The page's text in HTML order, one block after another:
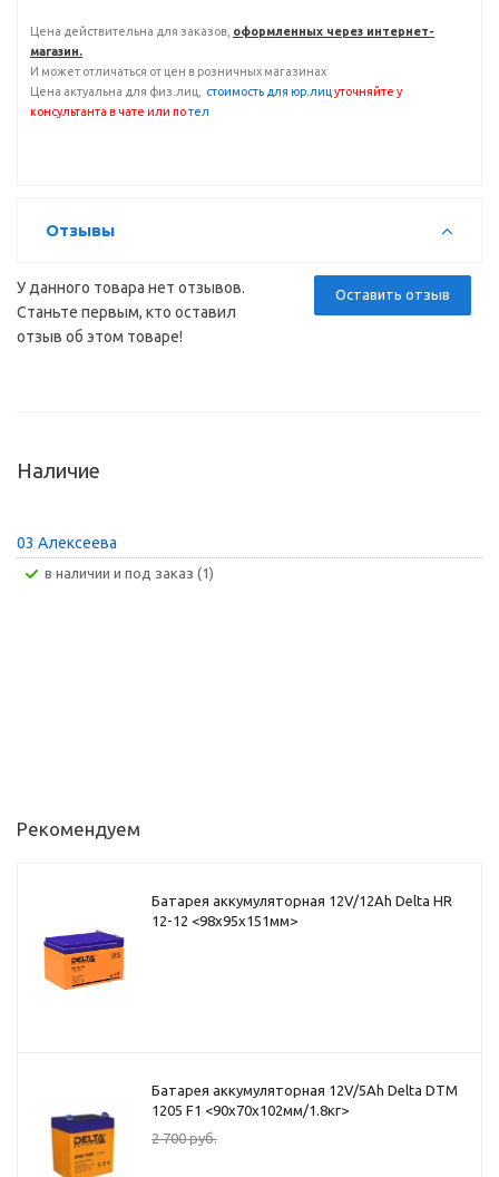
Цена действительна для заказов, оформленных через интернет-
магазин.
И может отличаться от цен в розничных магазинах
Цена актуальна для физ.лиц,
стоимость для юр.лиц уточняйте у
консультанта в чате или потел
Отзывы
Оставить отзыв
У данного товара нет отзывов.
Станьте первым, кто оставил
отзыв об этом товаре!
Наличие
03 Алексеева
В наличии и под заказ (1)
Рекомендуем
Батарея аккумуляторная 12V/12Ah Delta HR
12-12 <98x95x151мм>
Батарея аккумуляторная 12V/5Ah Delta DTM
1205 F1 <90x70x102мм/1.8кг>
2 700руб.